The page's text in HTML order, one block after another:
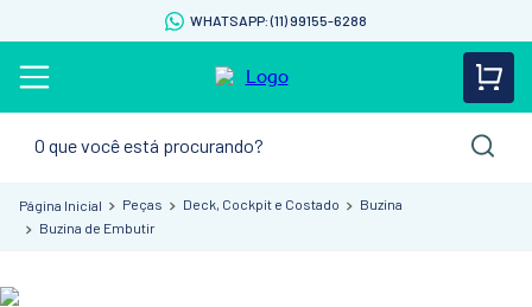
WHATSAPP: (11) 99155-6288
Peças Deck, Cockpit e Costado
Buzina
Buzina de Embutir